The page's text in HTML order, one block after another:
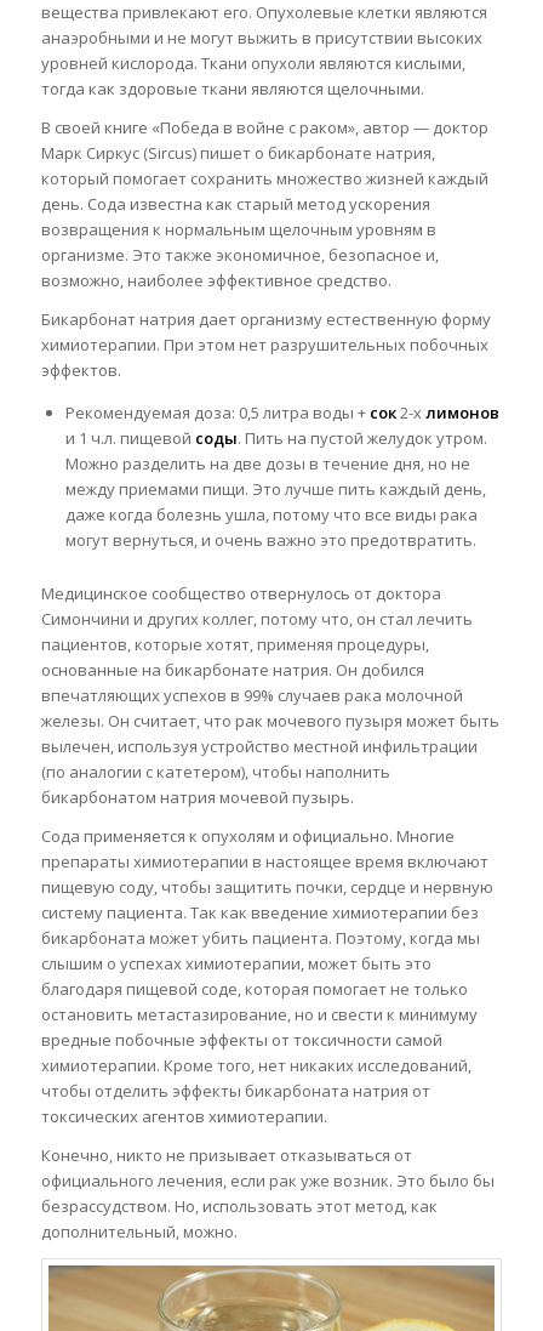
вещества привлекают его. Опухолевые клетки являются
анаэробными и не могут выжить в присутствии высоких
уровней кислорода. Ткани опухоли являются кислыми,
тогда как здоровые ткани являются щелочными.
В своей книге «Победа в войне с раком», автор — доктор
Марк Сиркус (Sircus) пишет о бикарбонате натрия,
который помогает сохранить множество жизней каждый
день. Сода известна как старый метод ускорения
возвращения к нормальным щелочным уровням в
организме. Это также экономичное, безопасное и,
возможно, наиболее эффективное средство.
Бикарбонат натрия дает организму естественную форму
химиотерапии. При этом нет разрушительных побочных
эффектов.
Рекомендуемая доза: 0,5 литра воды + сок2-хлимонов
и 1 ч.л. пищевой соды. Пить на пустой желудок утром.
Можно разделить на две дозы в течение дня, но не
между приемами пищи. Это лучше пить каждый день,
даже когда болезнь ушла, потому что все виды рака
могут вернуться, и очень важно это предотвратить.
Медицинское сообщество отвернулось от доктора
Симончини и других коллег, потому что, он стал лечить
пациентов, которые хотят, применяя процедуры,
основанные на бикарбонате натрия. Он добился
впечатляющих успехов в 99% случаев рака молочной
железы. Он считает, что рак мочевого пузыря может быть
вылечен, используя устройство местной инфильтрации
(по аналогии с катетером), чтобы наполнить
бикарбонатом натрия мочевой пузырь.
Сода применяется к опухолям и официально. Многие
препараты химиотерапии в настоящее время включают
пищевую соду, чтобы защитить почки, сердце и нервную
систему пациента. Так как введение химиотерапии без
бикарбоната может убить пациента. Поэтому, когда мы
слышим о успехах химиотерапии, может быть это
благодаря пищевой соде, которая помогает не только
остановить метастазирование, но и свести к минимуму
вредные побочные эффекты от токсичности самой
химиотерапии. Кроме того, нет никаких исследований,
чтобы отделить эффекты бикарбоната натрия от
токсических агентов химиотерапии.
Конечно, никто не призывает отказываться от
официального лечения, если рак уже возник. Это было бы
безрассудством. Но, использовать этот метод, как
дополнительный, можно.